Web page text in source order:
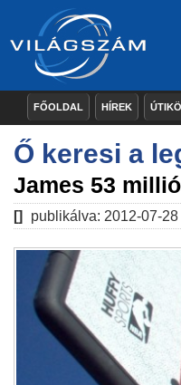
FŐOLDAL HÍREK
Ő keresi a
James 53
[] publikálva: 2012-07-28